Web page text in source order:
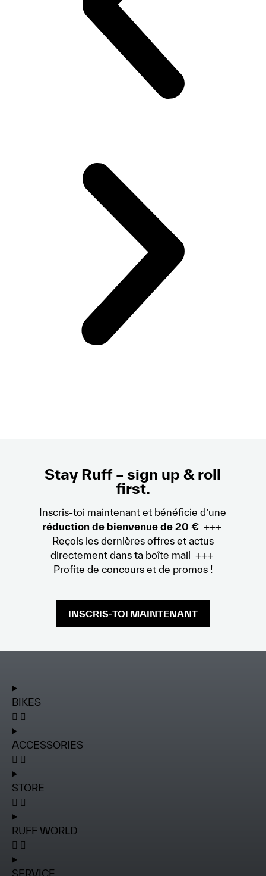
Stay Ruff – sign up & roll
first.
Inscris-toi maintenant et bénéficie d’une
réduction de bienvenue de 20 €+++
Reçois les dernières offres et actus
directement dans ta boîte mail +++
Profite de concours et de promos !
INSCRIS-TOI MAINTENANT
BIKES
ACCESSORIES
STORE
RUFF WORLD
SERVICE